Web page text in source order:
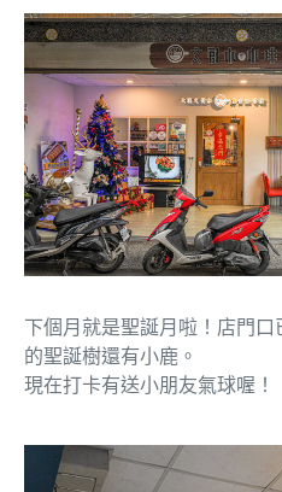
下個月就是聖誕月啦！店門口
的聖誕樹還有小鹿。
現在打卡有送小朋友氣球喔！